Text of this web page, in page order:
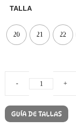
TALLA
20 21 22
GUÍA DE TALLAS